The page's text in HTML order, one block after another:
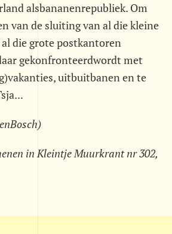
alsbananenrepubliek. Om
van de sluiting van al die kleine
die grote postkantoren
gekonfronteerdwordt met
uitbuitbanen en te
in Kleintje Muurkrant nr 302,